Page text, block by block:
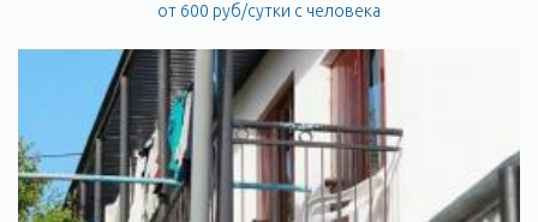
от 600 руб/сутки с человека